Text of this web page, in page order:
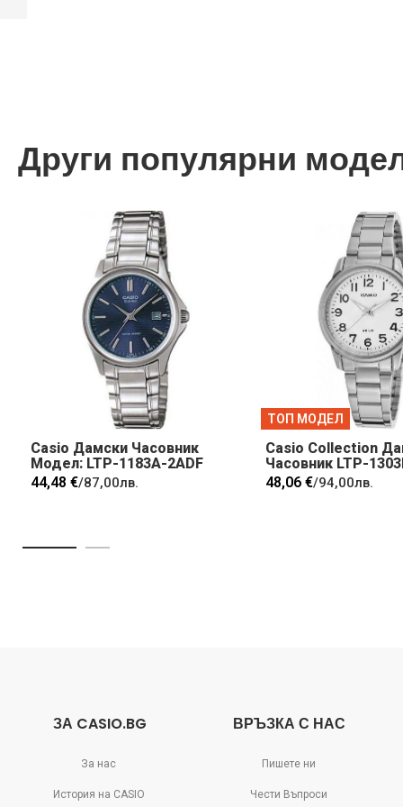
Други популярни
Casio Дамски Часовник
Модел: LTP-1183A-2ADF
44,48 €/87,00лв.
ТОП МОДЕЛ
Casio Collection
Часовник LTP-
48,06 €/94,00лв.
ЗА CASIO.BG
За нас
История на CASIO
ВРЪЗКА С НАС
Пишете ни
Чести Въпроси